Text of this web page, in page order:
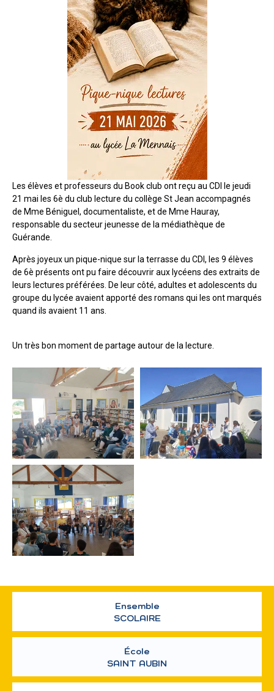
Les élèves et professeurs du Book club ont reçu au CDI le jeudi
21 mai les 6è du club lecture du collège St Jean accompagnés
de Mme Béniguel, documentaliste, et de Mme Hauray,
responsable du secteur jeunesse de la médiathèque de
Guérande.
Après joyeux un pique-nique sur la terrasse du CDI, les 9 élèves
de 6è présents ont pu faire découvrir aux lycéens des extraits de
leurs lectures préférées. De leur côté, adultes et adolescents du
groupe du lycée avaient apporté des romans qui les ont marqués
quand ils avaient 11 ans.
Un très bon moment de partage autour de la lecture.
Ensemble
SCOLAIRE
École
SAINT AUBIN